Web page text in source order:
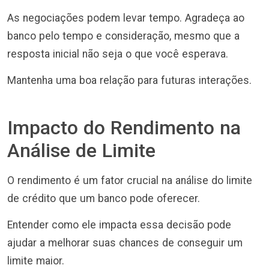
As negociações podem levar tempo. Agradeça ao
banco pelo tempo e consideração, mesmo que a
resposta inicial não seja o que você esperava.
Mantenha uma boa relação para futuras interações.
Impacto do Rendimento na
Análise de Limite
O rendimento é um fator crucial na análise do limite
de crédito que um banco pode oferecer.
Entender como ele impacta essa decisão pode
ajudar a melhorar suas chances de conseguir um
limite maior.